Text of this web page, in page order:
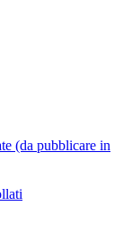
(da pubblicare in